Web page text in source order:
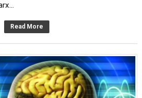
Read More